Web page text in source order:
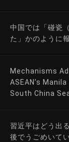
中国では「碰瓷
た」かのように
Mechanisms
ASEAN’s
South China
習近平はどう出
後でうごめいて